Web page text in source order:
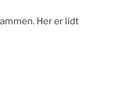
Her er lidt